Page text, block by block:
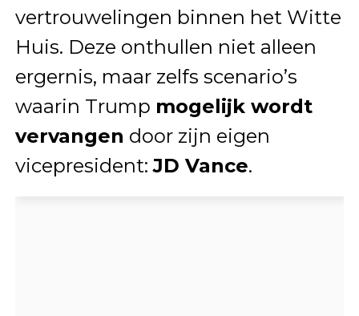
vertrouwelingen binnen het Witte
Huis. Deze onthullen niet alleen
ergernis, maar zelfs scenario’s
waarin Trump mogelijk wordt
vervangen door zijn eigen
vicepresident:JD Vance.